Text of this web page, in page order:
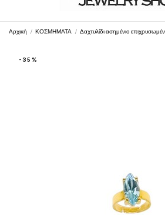
Αρχική ΚΟΣΜΗΜΑΤΑ Δαχτυλίδι ασημένιο
-35%